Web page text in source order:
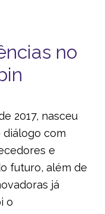
no
2017, nasceu
com
e
futuro, além de
já
o